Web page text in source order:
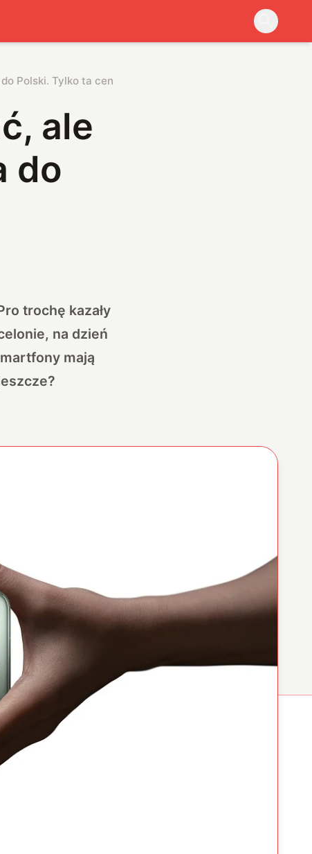
Polski. Tylko ta cena…
ale
do
trochę kazały
na dzień
mają